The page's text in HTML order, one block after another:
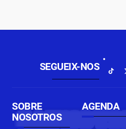
SEGUEIX-NOS
SOBRE
NOSOTROS
AGENDA